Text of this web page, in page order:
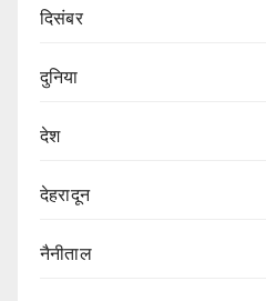
दिसंबर
दुनिया
देश
देहरादून
नैनीताल